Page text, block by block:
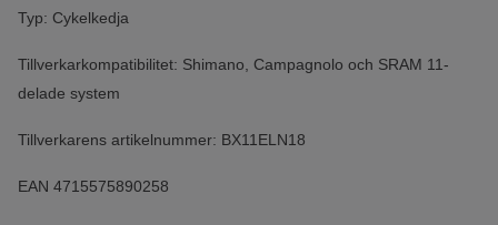
Typ: Cykelkedja
Tillverkarkompatibilitet: Shimano, Campagnolo och SRAM 11-
delade system
Tillverkarens artikelnummer: BX11ELN18
EAN 4715575890258